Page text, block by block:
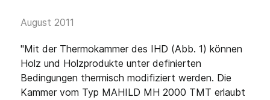
August 2011
"Mit der Thermokammer des IHD (Abb. 1) können
Holz und Holzprodukte unter definierten
Bedingungen thermisch modifiziert werden. Die
Kammer vom Typ MAHILD MH 2000 TMT erlaubt